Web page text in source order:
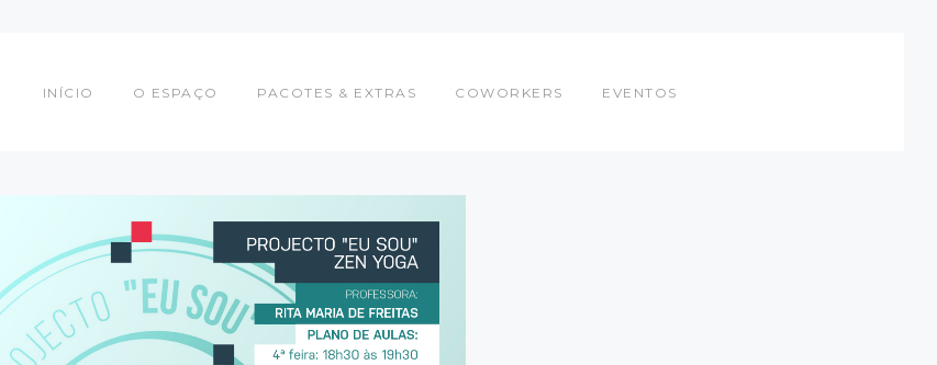
INÍCIO O ESPAÇO PACOTES & EXTRAS COWORKERS EVENTOS
COWORKERS
EVENTOS
CONTACTOS